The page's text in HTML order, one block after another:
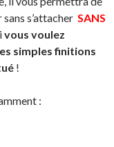
s’attacher SANS
vous voulez
simples finitions
!
: